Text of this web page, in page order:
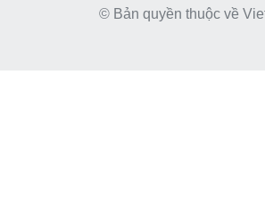
© Bản quyền thuộc về